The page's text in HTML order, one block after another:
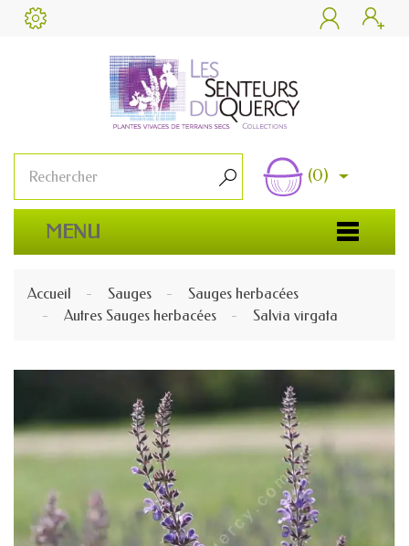
 
 (0)
MENU
Accueil Sauges
Sauges herbacées
Autres Sauges herbacées
Salvia virgata